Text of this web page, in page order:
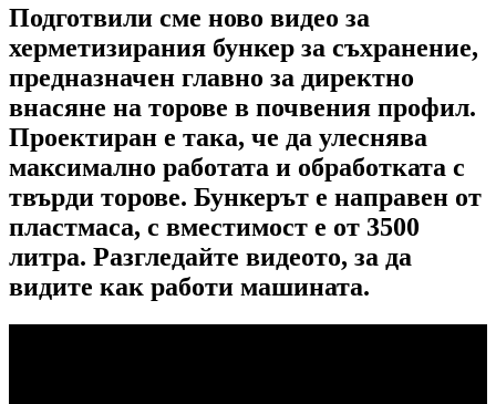
Подготвили сме ново видео за
херметизирания бункер за съхранение,
предназначен главно за директно
внасяне на торове в почвения профил.
Проектиран е така, че да улеснява
максимално работата и обработката с
твърди торове. Бункерът е направен от
пластмаса, с вместимост е от 3500
литра. Разгледайте видеото, за да
видите как работи машината.